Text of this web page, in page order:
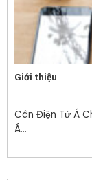
Giới thiệu
Cân Điện Tử Á
Á...